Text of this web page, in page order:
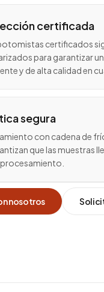
certificada
certificados
para garantizar
y de alta calidad en
segura
con cadena de
que las muestras
nosotros